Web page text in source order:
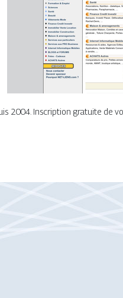
2004. Inscription gratuite de